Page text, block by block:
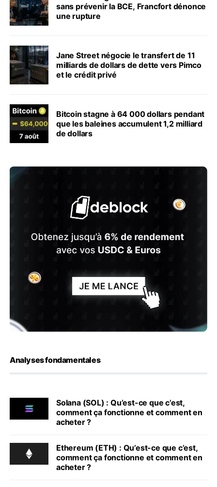
sans prévenir la BCE, Francfort dénonce
une rupture
Jane Street négocie le transfert de 11
milliards de dollars de dette vers Pimco
et le crédit privé
Bitcoin stagne à 64 000 dollars pendant
que les baleines accumulent 1,2 milliard
de dollars
Analyses fondamentales
Solana (SOL) : Qu’est-ce que c’est,
comment ça fonctionne et comment en
acheter ?
Ethereum (ETH) : Qu’est-ce que c’est,
comment ça fonctionne et comment en
acheter ?